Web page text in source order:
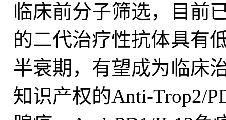
临床前分子筛选，目前
的二代治疗性抗体具有
半衰期，有望成为临床
知识产权的Anti-Trop2/